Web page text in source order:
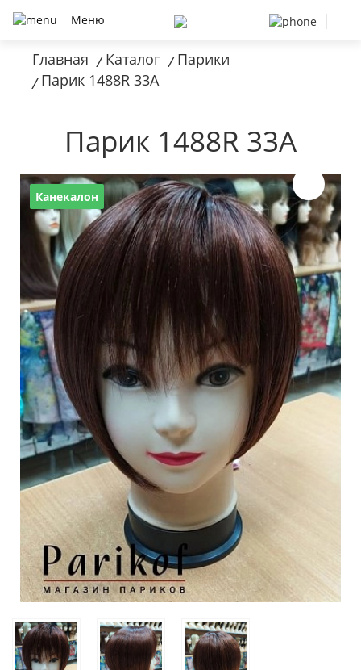
Меню
Главная / Каталог / Парики
/ Парик 1488R 33A
Парик 1488R 33A
Канекалон